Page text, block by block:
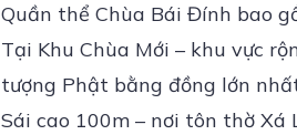
Quần thể Chùa Bái Đính bao
Tại Khu Chùa Mới – khu vực
tượng Phật bằng đồng lớn
Sái cao 100m – nơi tôn thờ